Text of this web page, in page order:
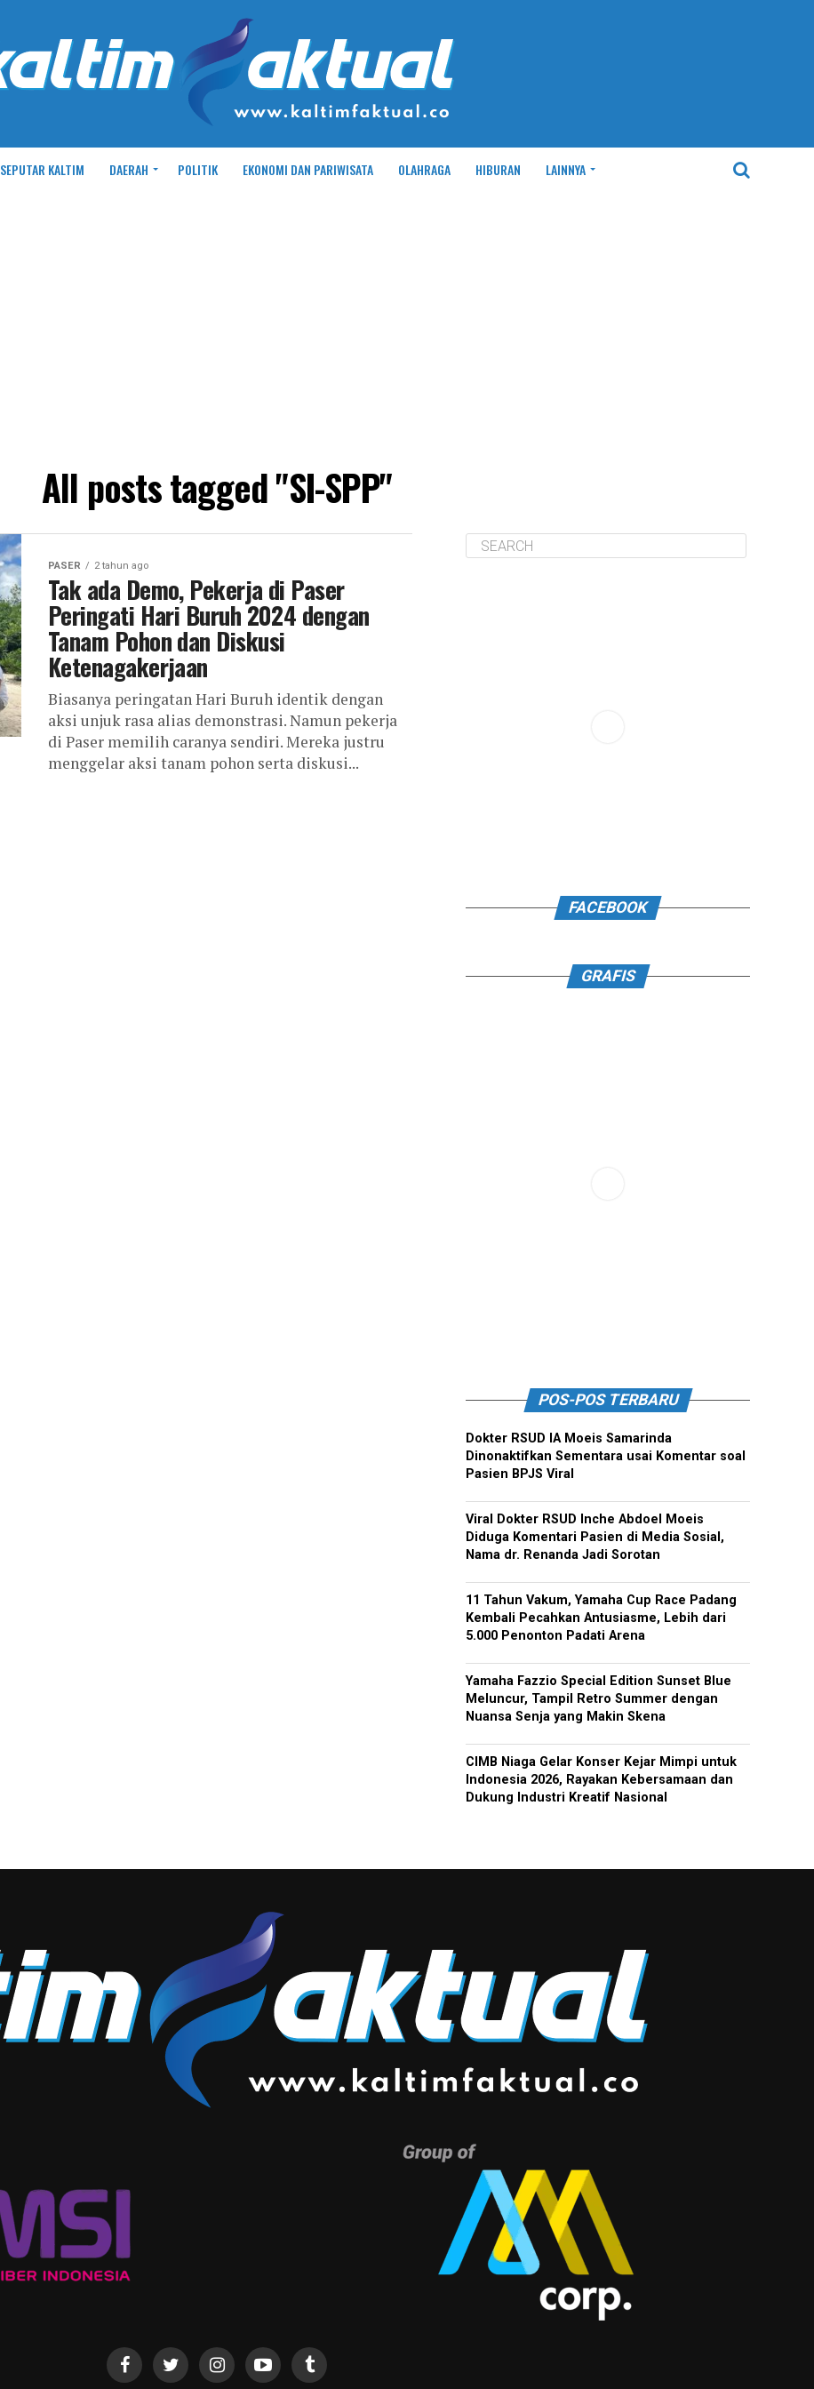
SEPUTAR KALTIM DAERAH POLITIK EKONOMI DAN PARIWISATA OLAHRAGA HIBURAN LAINNYA
All posts tagged "SI-SPP"
PASER 2 tahun ago
Tak ada Demo, Pekerja di Paser
Peringati Hari Buruh 2024 dengan
Tanam Pohon dan Diskusi
Ketenagakerjaan
Biasanya peringatan Hari Buruh identik dengan
aksi unjuk rasa alias demonstrasi. Namun pekerja
di Paser memilih caranya sendiri. Mereka justru
menggelar aksi tanam pohon serta diskusi...
FACEBOOK
GRAFIS
POS-POS TERBARU
Dokter RSUD IA Moeis Samarinda
Dinonaktifkan Sementara usai Komentar soal
Pasien BPJS Viral
Viral Dokter RSUD Inche Abdoel Moeis
Diduga Komentari Pasien di Media Sosial,
Nama dr. Renanda Jadi Sorotan
11 Tahun Vakum, Yamaha Cup Race Padang
Kembali Pecahkan Antusiasme, Lebih dari
5.000 Penonton Padati Arena
Yamaha Fazzio Special Edition Sunset Blue
Meluncur, Tampil Retro Summer dengan
Nuansa Senja yang Makin Skena
CIMB Niaga Gelar Konser Kejar Mimpi untuk
Indonesia 2026, Rayakan Kebersamaan dan
Dukung Industri Kreatif Nasional